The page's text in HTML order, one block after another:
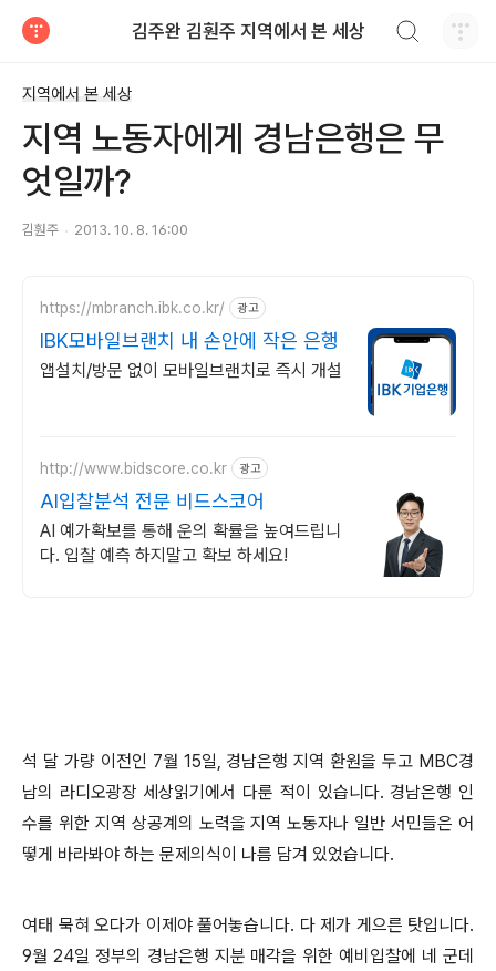
김주완 김훤주 지역에서 본 세상
지역에서 본 세상
지역 노동자에게 경남은행은 무
엇일까?
김훤주 2013. 10. 8. 16:00
https://mbranch.ibk.co.kr/ 광고
IBK모바일브랜치 내 손안에 작은 은행
앱설치/방문 없이 모바일브랜치로 즉시 개설
http://www.bidscore.co.kr 광고
AI입찰분석 전문 비드스코어
AI 예가확보를 통해 운의 확률을 높여드립니
다. 입찰 예측 하지말고 확보 하세요!
석 달 가량 이전인 7월 15일, 경남은행 지역 환원을 두고 MBC경
남의 라디오광장 세상읽기에서 다룬 적이 있습니다. 경남은행 인
수를 위한 지역 상공계의 노력을 지역 노동자나 일반 서민들은 어
떻게 바라봐야 하는 문제의식이 나름 담겨 있었습니다.
여태 묵혀 오다가 이제야 풀어놓습니다. 다 제가 게으른 탓입니다.
9월 24일 정부의 경남은행 지분 매각을 위한 예비입찰에 네 군데